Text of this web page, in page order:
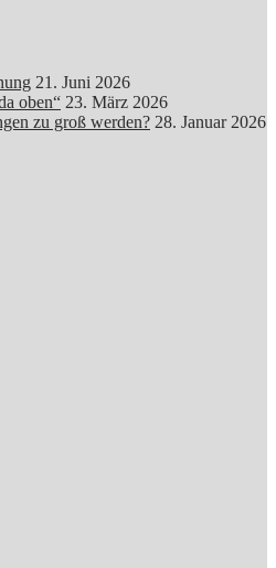
21. Juni 2026
oben“ 23. März 2026
zu groß werden? 28. Januar 2026